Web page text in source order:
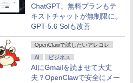
ChatGPT、無料プランもテ
キストチャットが無制限に。
GPT-5.6 Solも改善
OpenClawで試したいアレコレ
AI ビジネス
AIにGmailを読ませて大丈
夫？OpenClawで安全にメー